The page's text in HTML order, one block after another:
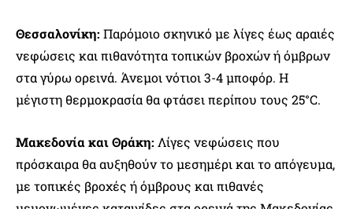
Θεσσαλονίκη: Παρόμοιο σκηνικό με λίγες έως αραιές
νεφώσεις και πιθανότητα τοπικών βροχών ή όμβρων
στα γύρω ορεινά. Άνεμοι νότιοι 3-4 μποφόρ. Η
μέγιστη θερμοκρασία θα φτάσει περίπου τους 25°C.
Μακεδονία και Θράκη: Λίγες νεφώσεις που
πρόσκαιρα θα αυξηθούν το μεσημέρι και το απόγευμα,
με τοπικές βροχές ή όμβρους και πιθανές